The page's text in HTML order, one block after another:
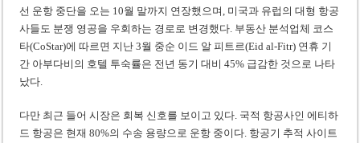
선 운항 중단을 오는 10월 말까지 연장했으며, 미국과 유럽의 대형 항공
사들도 분쟁 영공을 우회하는 경로로 변경했다. 부동산 분석업체 코스
타(CoStar)에 따르면 지난 3월 중순 이드 알 피트르(Eid al-Fitr) 연휴 기
간 아부다비의 호텔 투숙률은 전년 동기 대비 45% 급감한 것으로 나타
났다.
다만 최근 들어 시장은 회복 신호를 보이고 있다. 국적 항공사인 에티하
드 항공은 현재 80%의 수송 용량으로 운항 중이다. 항공기 추적 사이트